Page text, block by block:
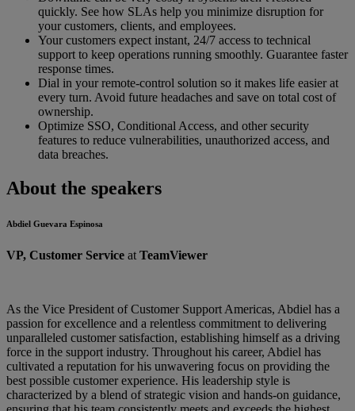
quickly. See how SLAs help you minimize disruption for
your customers, clients, and employees.
Your customers expect instant, 24/7 access to technical
support to keep operations running smoothly. Guarantee faster
response times.
Dial in your remote-control solution so it makes life easier at
every turn. Avoid future headaches and save on total cost of
ownership.
Optimize SSO, Conditional Access, and other security
features to reduce vulnerabilities, unauthorized access, and
data breaches.
About the speakers
Abdiel Guevara Espinosa
VP, Customer Service at TeamViewer
As the Vice President of Customer Support Americas, Abdiel has a
passion for excellence and a relentless commitment to delivering
unparalleled customer satisfaction, establishing himself as a driving
force in the support industry. Throughout his career, Abdiel has
cultivated a reputation for his unwavering focus on providing the
best possible customer experience. His leadership style is
characterized by a blend of strategic vision and hands-on guidance,